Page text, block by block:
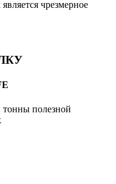
чрезмерное
тонны полезной